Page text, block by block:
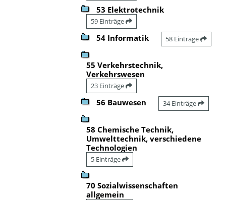
53 Elektrotechnik
59 Einträge
54 Informatik 58 Einträge
55 Verkehrstechnik,
Verkehrswesen
23 Einträge
56 Bauwesen 34 Einträge
58 Chemische Technik,
Umwelttechnik, verschiedene
Technologien
5 Einträge
70 Sozialwissenschaften
allgemein